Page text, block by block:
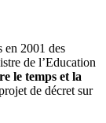
en 2001 des
de l’Education
le temps et la
de décret sur